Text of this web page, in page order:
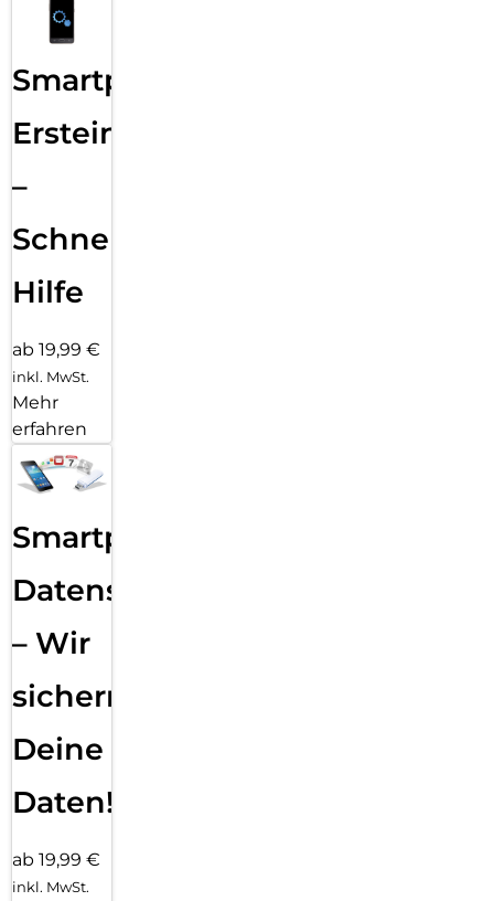
Smartphone
Ersteinrichtung
–
Schnelle
Hilfe
ab 19,99 €
inkl. MwSt.
Mehr
erfahren
Smartphone
Datensicherung
– Wir
sichern
Deine
Daten!
ab 19,99 €
inkl. MwSt.